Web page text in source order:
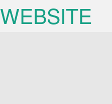
WEBSITE